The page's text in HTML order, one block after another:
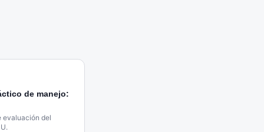
de manejo:
evaluación del